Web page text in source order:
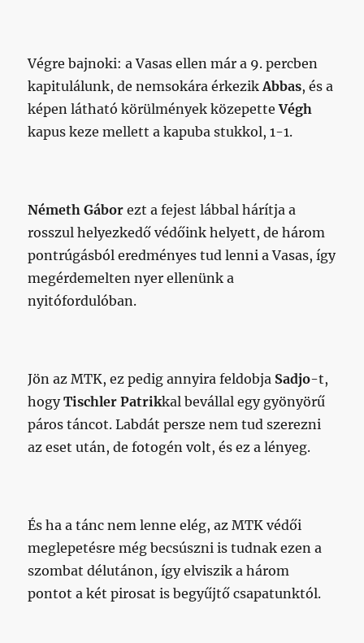
Végre bajnoki: a Vasas ellen már a 9. percben
kapitulálunk, de nemsokára érkezikAbbas, és a
képen látható körülmények közepetteVégh
kapus keze mellett a kapuba stukkol, 1-1.
Németh Gábor ezt a fejest lábbal hárítja a
rosszul helyezkedő védőink helyett, de három
pontrúgásból eredményes tud lenni a Vasas, így
megérdemelten nyer ellenünk a
nyitófordulóban.
Jön az MTK, ez pedig annyira feldobja Sadjo-t,
hogyTischler Patrikkal bevállal egy gyönyörű
páros táncot. Labdát persze nem tud szerezni
az eset után, de fotogén volt, és ez a lényeg.
És ha a tánc nem lenne elég, az MTK védői
meglepetésre még becsúszni is tudnak ezen a
szombat délutánon, így elviszik a három
pontot a két pirosat is begyűjtő csapatunktól.